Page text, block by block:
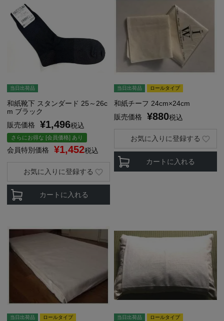
当日出荷品
和紙靴下 スタンダード 25～26c
m ブラック
販売価格
¥1,496税込
さらにお得な [会員価格] あり
会員特別価格 ¥1,452税込
カートに入れる
お気に入りに登録する
当日出荷品 ロールタイプ
和紙チーフ 24cm×24cm
販売価格
¥880税込
カートに入れる
お気に入りに登録する
当日出荷品 ロールタイプ 当日出荷品 ロールタイプ